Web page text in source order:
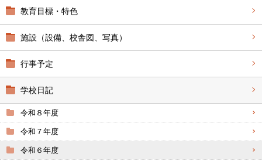
教育目標・特色
施設（設備、校舎図、写真）
行事予定
学校日記
令和８年度
令和７年度
令和６年度